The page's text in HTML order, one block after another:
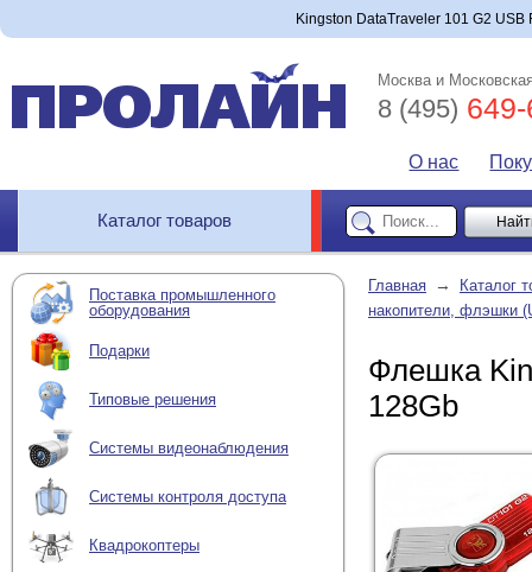
Kingston DataTraveler 101 G2
Москва и
8 (495)
О нас
Каталог товаров
Поставка промышленного
оборудования
Подарки
Типовые решения
Системы видеонаблюдения
Системы контроля доступа
Квадрокоптеры
Главная →
Каталог
накопители, флэшки
Флешка
128Gb